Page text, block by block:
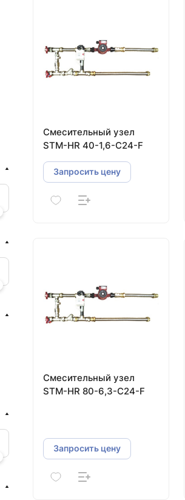
Смесительный узел
STM-HR 40-1,6-C24-F
Запросить цену
Смесительный узел
STM-HR 80-6,3-C24-F
Запросить цену